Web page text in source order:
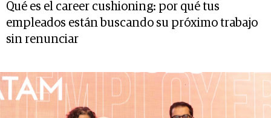
Qué es el career cushioning: por qué tus
empleados están buscando su próximo trabajo
sin renunciar